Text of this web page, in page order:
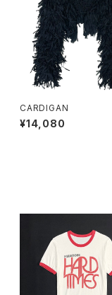
CARDIGAN
¥14,080